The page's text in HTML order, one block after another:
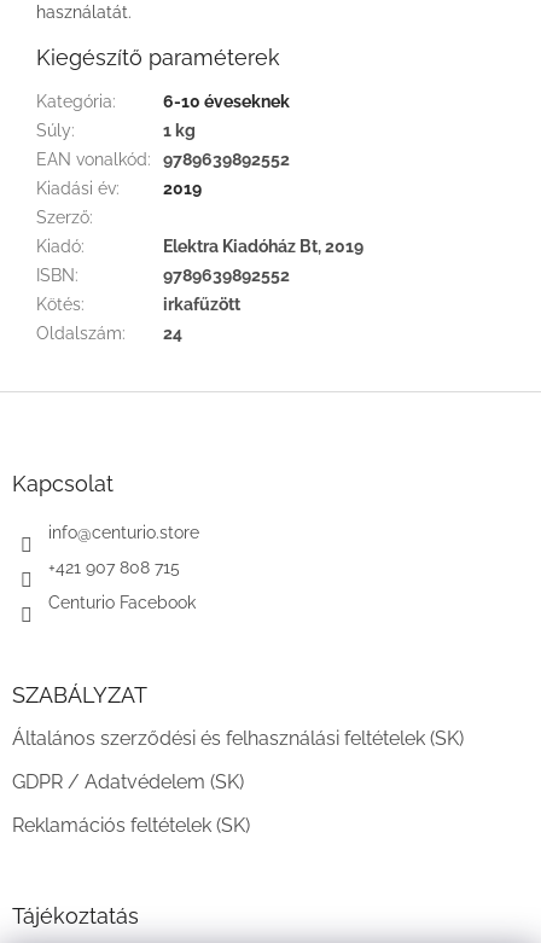
használatát.
Kiegészítő paraméterek
Kategória:
6-10 éveseknek
Súly:
1 kg
EAN vonalkód:
9789639892552
Kiadási év:
2019
Szerző:
Kiadó:
Elektra Kiadóház Bt, 2019
ISBN:
9789639892552
Kötés:
irkafűzött
Oldalszám: 24
Kapcsolat
info@centurio.store
+421 907 808 715
Centurio Facebook
SZABÁLYZAT
Általános szerződési és felhasználási feltételek (SK)
GDPR / Adatvédelem (SK)
Reklamációs feltételek (SK)
Tájékoztatás